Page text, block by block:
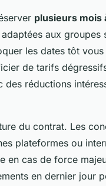
plusieurs mois
aux groupes
les dates tôt
de tarifs
réductions
du contrat. Les
plateformes ou
en cas de force
en dernier jour